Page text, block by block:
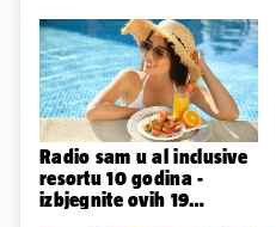
Radio sam u al inclusive
resortu 10 godina -
izbjegnite ovih 19